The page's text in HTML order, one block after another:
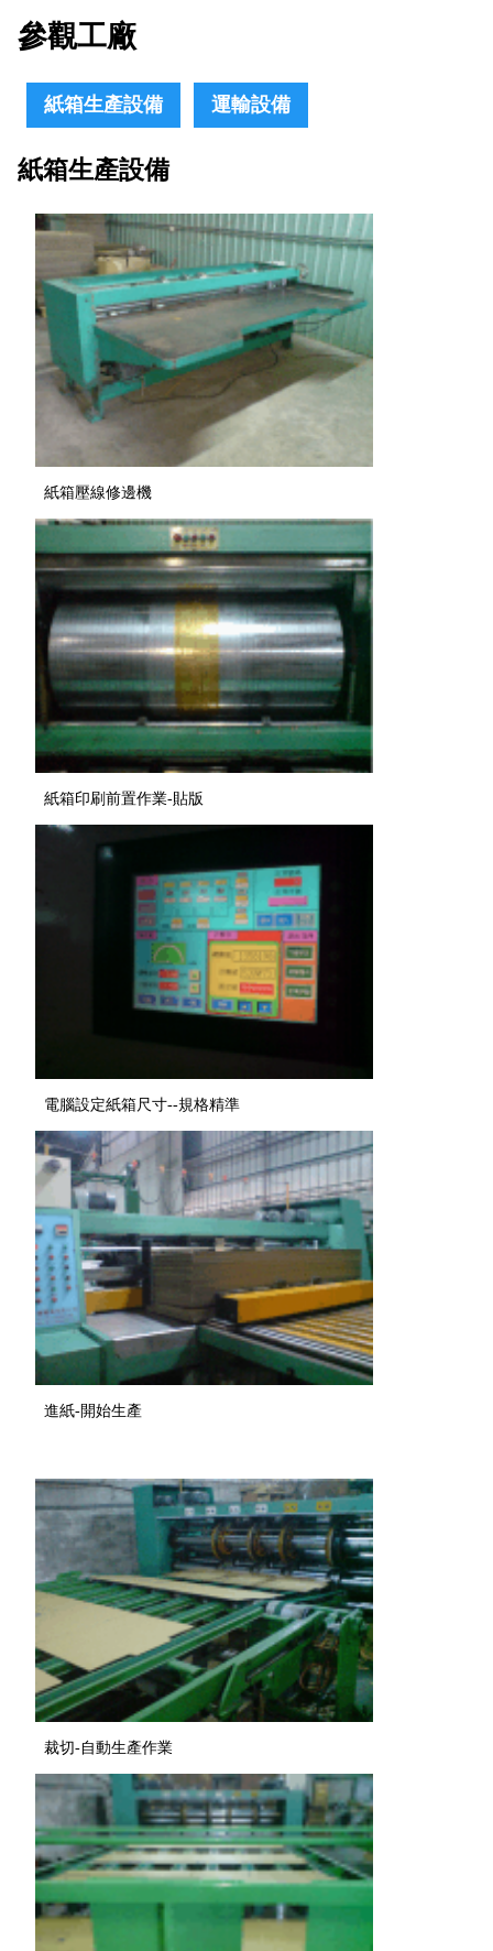
參觀工廠
紙箱生產設備 運輸設備
紙箱生產設備
紙箱壓線修邊機
紙箱印刷前置作業-貼版
電腦設定紙箱尺寸--規格精準
進紙-開始生產
裁切-自動生產作業